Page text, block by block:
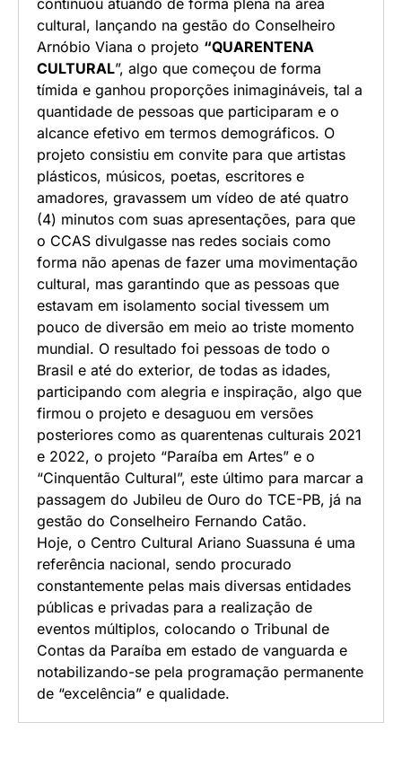
cultural, lançando na gestão do Conselheiro
Arnóbio Viana o projeto “QUARENTENA
CULTURAL”, algo que começou de forma
tímida e ganhou proporções inimagináveis, tal a
quantidade de pessoas que participaram e o
alcance efetivo em termos demográficos. O
projeto consistiu em convite para que artistas
plásticos, músicos, poetas, escritores e
amadores, gravassem um vídeo de até quatro
(4) minutos com suas apresentações, para que
o CCAS divulgasse nas redes sociais como
forma não apenas de fazer uma movimentação
cultural, mas garantindo que as pessoas que
estavam em isolamento social tivessem um
pouco de diversão em meio ao triste momento
mundial. O resultado foi pessoas de todo o
Brasil e até do exterior, de todas as idades,
participando com alegria e inspiração, algo que
firmou o projeto e desaguou em versões
posteriores como as quarentenas culturais 2021
e 2022, o projeto “Paraíba em Artes” e o
“Cinquentão Cultural”, este último para marcar a
passagem do Jubileu de Ouro do TCE-PB, já na
gestão do Conselheiro Fernando Catão.
Hoje, o Centro Cultural Ariano Suassuna é uma
referência nacional, sendo procurado
constantemente pelas mais diversas entidades
públicas e privadas para a realização de
eventos múltiplos, colocando o Tribunal de
Contas da Paraíba em estado de vanguarda e
notabilizando-se pela programação permanente
de “excelência” e qualidade.